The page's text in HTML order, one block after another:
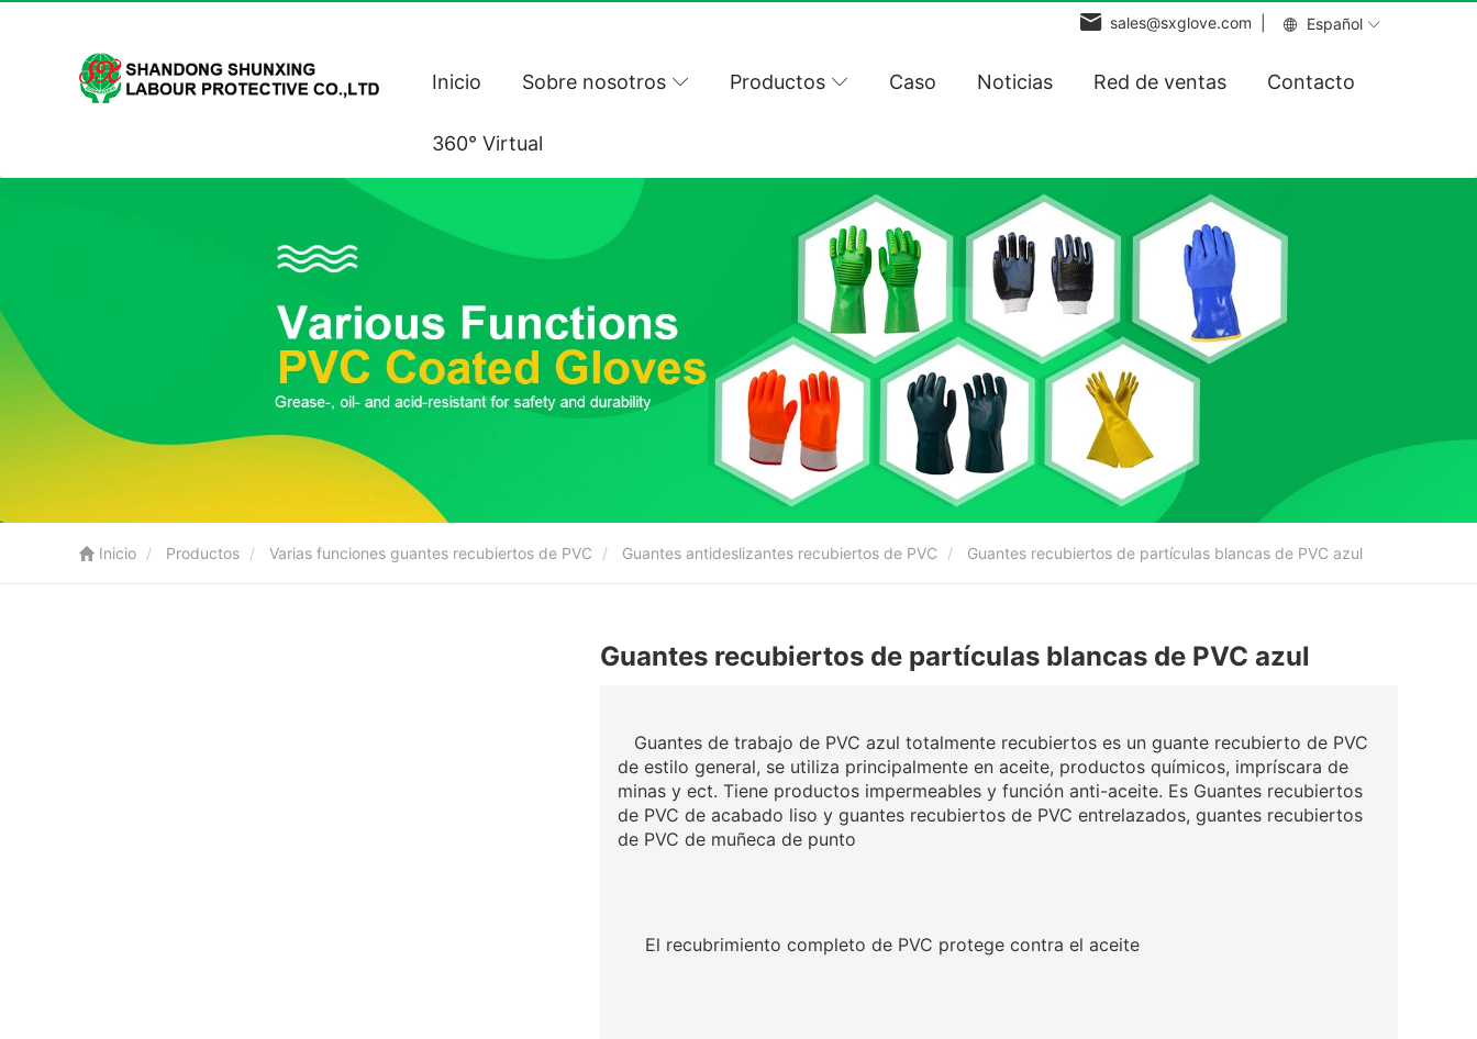
Español
sales@sxglove.com |
Inicio Sobre nosotros Productos Caso Noticias Red de ventas Contacto
360° Virtual
Inicio Productos Varias funciones guantes recubiertos de PVC Guantes antideslizantes recubiertos de PVC Guantes recubiertos de partículas blancas de PVC azul
Guantes recubiertos de partículas blancas de PVC azul
Guantes de trabajo de PVC azul totalmente recubiertos es un guante recubierto de PVC
de estilo general, se utiliza principalmente en aceite, productos químicos, impríscara de
minas y ect. Tiene productos impermeables y función anti-aceite. Es Guantes recubiertos
de PVC de acabado liso y guantes recubiertos de PVC entrelazados, guantes recubiertos
de PVC de muñeca de punto
El recubrimiento completo de PVC protege contra el aceite